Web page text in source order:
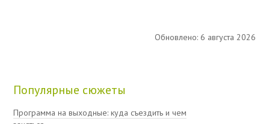
Обновлено: 6 августа 2026
Популярные сюжеты
Программа на выходные: куда съездить и чем